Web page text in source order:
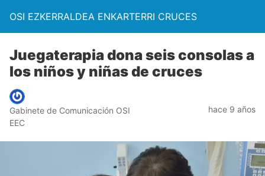
OSI EZKERRALDEA ENKARTERRI CRUCES
Juegaterapia dona seis consolas a
los niños y niñas de cruces
Gabinete de Comunicación OSI
EEC
hace 9 años